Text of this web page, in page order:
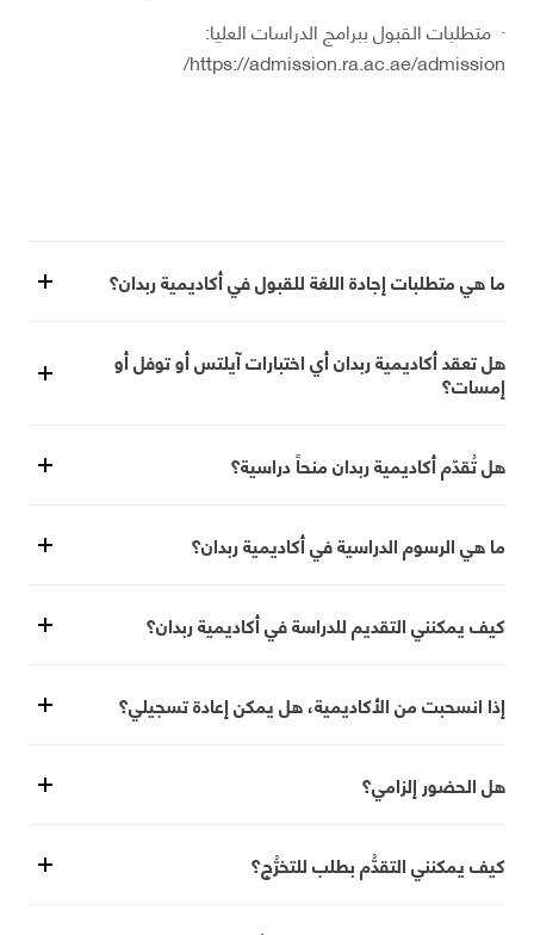
· متطلبات القبول ببرامج الدراسات العليا:
https://admission.ra.ac.ae/admission/
ما هي متطلبات إجادة اللغة للقبول في أكاديمية ربدان؟
هل تعقد أكاديمية ربدان أي اختبارات آيلتس أو توفل أو
إمسات؟
هل تُقدّم أكاديمية ربدان منحاً دراسية؟
ما هي الرسوم الدراسية في أكاديمية ربدان؟
كيف يمكنني التقديم للدراسة في أكاديمية ربدان؟
إذا انسحبت من الأكاديمية، هل يمكن إعادة تسجيلي؟
هل الحضور إلزامي؟
كيف يمكنني التقدُّم بطلب للتخرُّج؟